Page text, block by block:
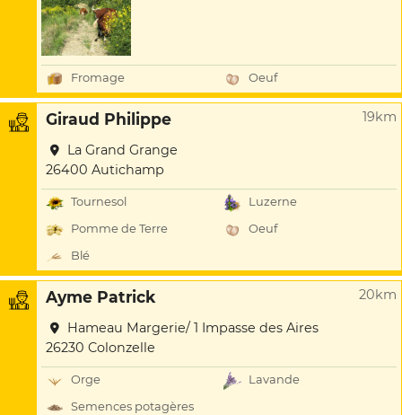
Fromage Oeuf
Giraud Philippe 19km
La Grand Grange
26400 Autichamp
Tournesol
Luzerne
Pomme de Terre
Oeuf
Blé
Ayme Patrick 20km
Hameau Margerie/ 1 Impasse des Aires
26230 Colonzelle
Orge
Lavande
Semences potagères